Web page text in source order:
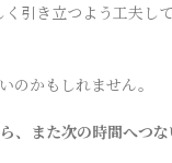
引き立つよう工夫し
のかもしれません。
、また次の時間へつな